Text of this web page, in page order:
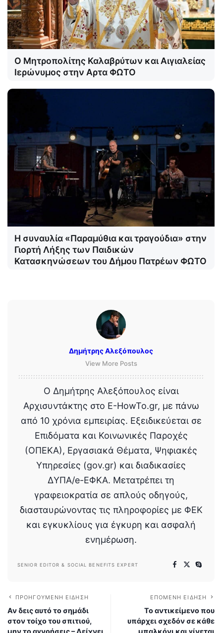
Ο Μητροπολίτης Καλαβρύτων και Αιγιαλείας
Ιερώνυμος στην Αρτα ΦΩΤΟ
Η συναυλία «Παραμύθια και τραγούδια» στην
Γιορτή Λήξης των Παιδικών
Κατασκηνώσεων του Δήμου Πατρέων ΦΩΤΟ
Δημήτρης Αλεξόπουλος
View More Posts
Ο Δημήτρης Αλεξόπουλος είναι
Αρχισυντάκτης στο E-HowTo.gr, με πάνω
από 10 χρόνια εμπειρίας. Εξειδικεύεται σε
Επιδόματα και Κοινωνικές Παροχές
(ΟΠΕΚΑ), Εργασιακά Θέματα, Ψηφιακές
Υπηρεσίες (gov.gr) και διαδικασίες
ΔΥΠΑ/e-ΕΦΚΑ. Μετατρέπει τη
γραφειοκρατία σε απλούς οδηγούς,
διασταυρώνοντας τις πληροφορίες με ΦΕΚ
και εγκυκλίους για έγκυρη και ασφαλή
ενημέρωση.
SENIOR EDITOR & SOCIAL BENEFITS EXPERT
ΠΡΟΗΓΟΎΜΕΝΗ ΕΊΔΗΣΗ
Αν δεις αυτό το σημάδι
στον τοίχο του σπιτιού,
μην το αγνοήσεις – Δείχνει
ΕΠΌΜΕΝΗ ΕΊΔΗΣΗ
Το αντικείμενο που
υπάρχει σχεδόν σε κάθε
μπαλκόνι και γίνεται